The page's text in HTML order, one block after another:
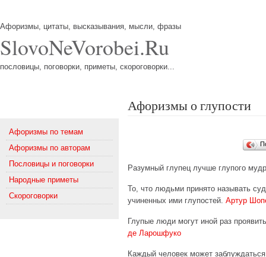
Афоризмы, цитаты, высказывания, мысли, фразы
SlovoNeVorobei.Ru
пословицы, поговорки, приметы, скороговорки...
Афоризмы по темам
Афоризмы по авторам
Пословицы и поговорки
Народные приметы
Скороговорки
Афоризмы о глупости
Разумный глупец лучше глупого
То, что людьми принято называть
учиненных ими глупостей. Артур
Глупые люди могут иной раз
де Ларошфуко
Каждый человек может